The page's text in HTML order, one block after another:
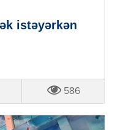
istəyərkən
586